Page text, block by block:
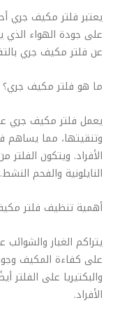
يعتبر فلتر مكيف جري
على جودة الهواء
عن فلتر مكيف جري
ما هو فلتر مكيف جري؟
يعمل فلتر مكيف جري
وتنقيتها، مما
الأفراد. ويتكون الفلتر
النايلونية والفحم النشط.
أهمية تنظيف فلتر
يتراكم الغبار
على كفاءة المكيف
والبكتيريا على
الأفراد.